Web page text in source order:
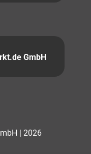
GmbH
| 2026